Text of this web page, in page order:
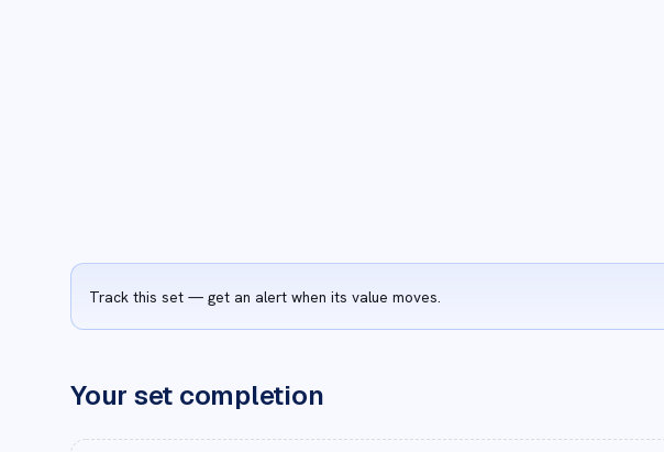
Track this set — get an alert when its value moves.
Your set completion